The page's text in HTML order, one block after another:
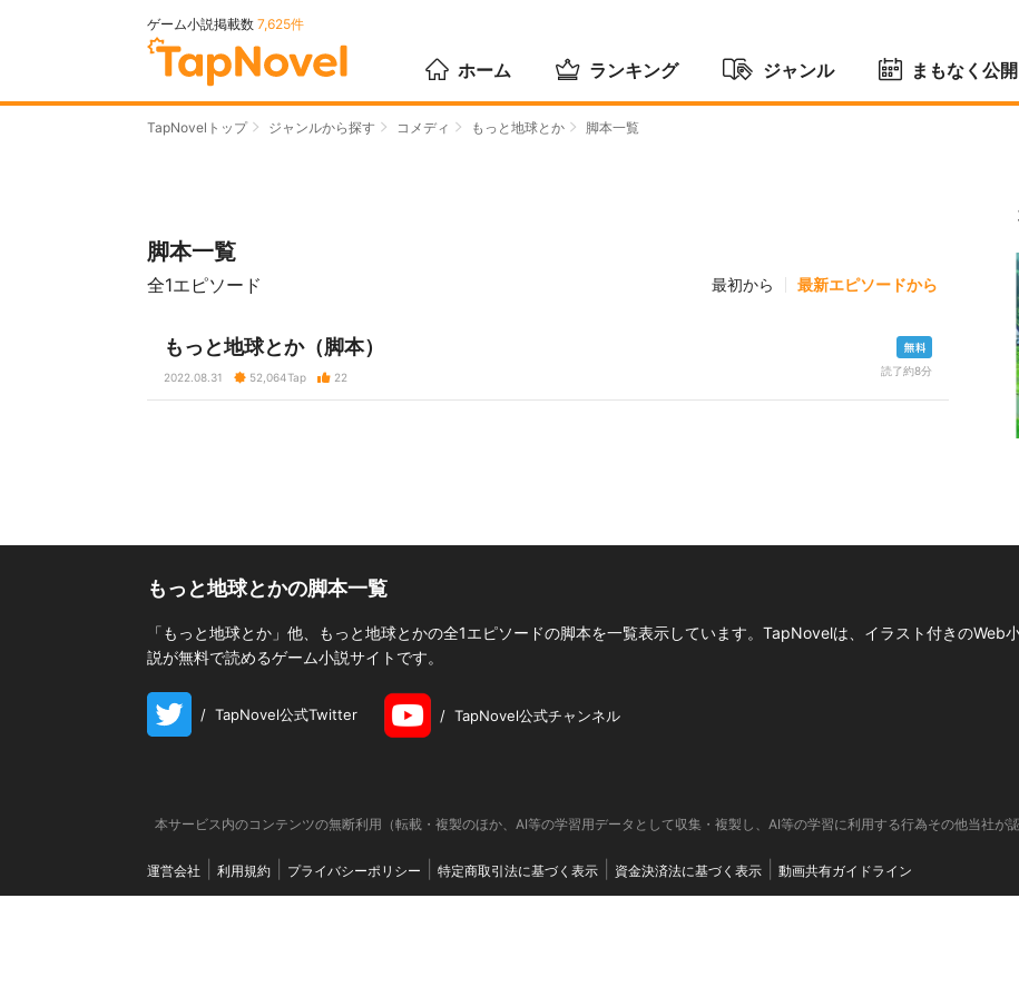
ゲーム小説掲載数 7,625件
ホーム ランキング ジャンル まもなく公開
TapNovelトップ ジャンルから探す コメディ もっと地球とか 脚本一覧
脚本一覧
全1エピソード 最初から 最新エピソードから
もっと地球とか（脚本）
2022.08.31 52,064Tap 22
読了約8分
もっと地球とかの脚本一覧
「もっと地球とか」他、もっと地球とかの全1エピソードの脚本を一覧表示しています。TapNovelは、イラスト付きのWeb
説が無料で読めるゲーム小説サイトです。
/ TapNovel公式Twitter / TapNovel公式チャンネル
本サービス内のコンテンツの無断利用（転載・複製のほか、AI等の学習用データとして収集・複製し、AI等の学習に利用する行為その他当社が
運営会社 利用規約 プライバシーポリシー 特定商取引法に基づく表示 資金決済法に基づく表示 動画共有ガイドライン